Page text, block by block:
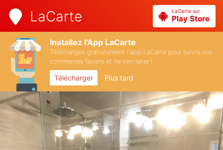
LaCarte LaCarte sur
Play Store
Installez l'App LaCarte
Téléchargez gratuitement l'app LaCarte pour suivre vos
commerces favoris et ne rien rater !
Télécharger Plus tard